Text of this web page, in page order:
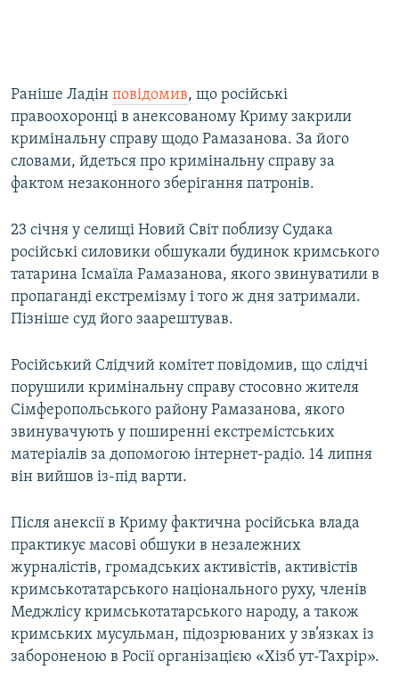
Раніше Ладін повідомив, що російські
правоохоронці в анексованому Криму закрили
кримінальну справу щодо Рамазанова. За його
словами, йдеться про кримінальну справу за
фактом незаконного зберігання патронів.
23 січня у селищі Новий Світ поблизу Судака
російські силовики обшукали будинок кримського
татарина Ісмаїла Рамазанова, якого звинуватили в
пропаганді екстремізму і того ж дня затримали.
Пізніше суд його заарештував.
Російський Слідчий комітет повідомив, що слідчі
порушили кримінальну справу стосовно жителя
Сімферопольського району Рамазанова, якого
звинувачують у поширенні екстремістських
матеріалів за допомогою інтернет-радіо. 14 липня
він вийшов із-під варти.
Після анексії в Криму фактична російська влада
практикує масові обшуки в незалежних
журналістів, громадських активістів, активістів
кримськотатарського національного руху, членів
Меджлісу кримськотатарського народу, а також
кримських мусульман, підозрюваних у зв’язках із
забороненою в Росії організацією «Хізб ут-Тахрір».